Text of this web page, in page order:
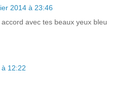
2014 à 23:46
avec tes beaux yeux bleu
12:22